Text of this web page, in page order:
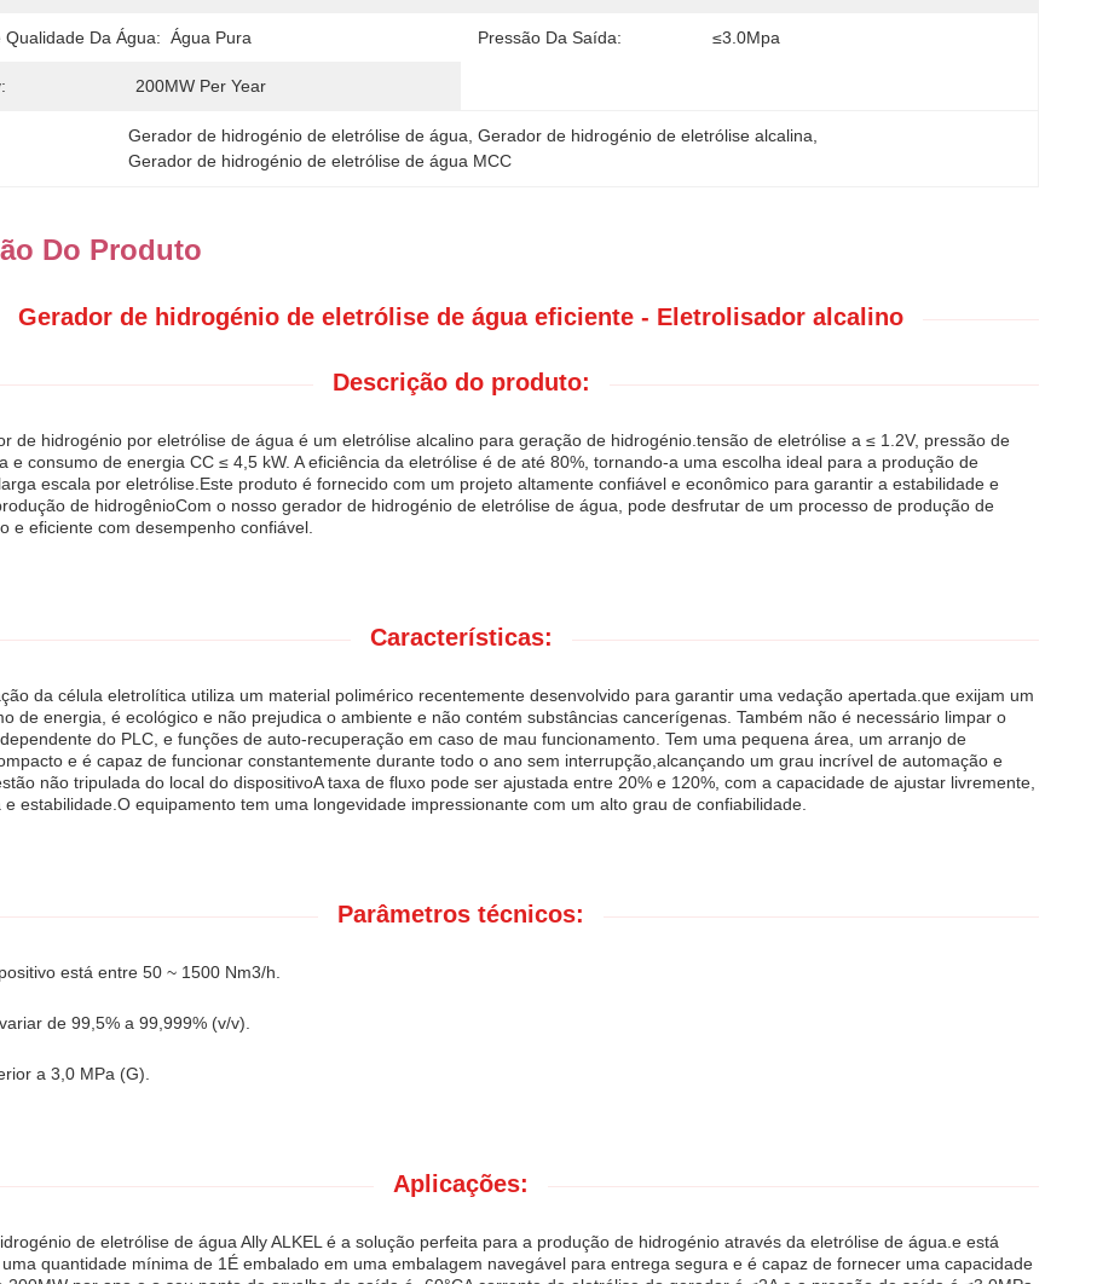
Qualidade Da Água: Água Pura Pressão Da Saída: ≤3.0Mpa
200MW Per Year
Gerador de hidrogénio de eletrólise de água , Gerador de hidrogénio de eletrólise alcalina
Gerador de hidrogénio de eletrólise de água MCC
Do Produto
Gerador de hidrogénio de eletrólise de água eficiente - Eletrolisador alcalino
Descrição do produto:
de hidrogénio por eletrólise de água é um eletrólise alcalino para geração de hidrogénio.tensão de eletrólise a ≤ 1.2V, pressão de
e consumo de energia CC ≤ 4,5 kW. A eficiência da eletrólise é de até 80%, tornando-a uma escolha ideal para a produção de
escala por eletrólise.Este produto é fornecido com um projeto altamente confiável e econômico para garantir a estabilidade e
de hidrogênioCom o nosso gerador de hidrogénio de eletrólise de água, pode desfrutar de um processo de produção de
e eficiente com desempenho confiável.
Características:
da célula eletrolítica utiliza um material polimérico recentemente desenvolvido para garantir uma vedação apertada.que exijam um
de energia, é ecológico e não prejudica o ambiente e não contém substâncias cancerígenas. Também não é necessário limpar o
do PLC, e funções de auto-recuperação em caso de mau funcionamento. Tem uma pequena área, um arranjo de
e é capaz de funcionar constantemente durante todo o ano sem interrupção,alcançando um grau incrível de automação e
não tripulada do local do dispositivoA taxa de fluxo pode ser ajustada entre 20% e 120%, com a capacidade de ajustar livremente,
estabilidade.O equipamento tem uma longevidade impressionante com um alto grau de confiabilidade.
Parâmetros técnicos:
está entre 50 ~ 1500 Nm3/h.
de 99,5% a 99,999% (v/v).
a 3,0 MPa (G).
Aplicações:
de eletrólise de água Ally ALKEL é a solução perfeita para a produção de hidrogénio através da eletrólise de água.e está
quantidade mínima de 1É embalado em uma embalagem navegável para entrega segura e é capaz de fornecer uma capacidade